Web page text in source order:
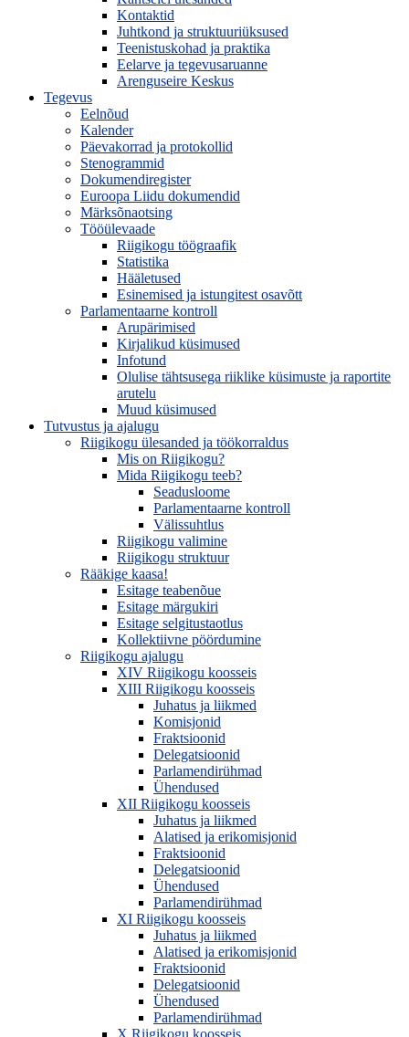
Kontaktid
Juhtkond ja struktuuriüksused
Teenistuskohad ja praktika
Eelarve ja tegevusaruanne
Arenguseire Keskus
Tegevus
Eelnõud
Kalender
Päevakorrad ja protokollid
Stenogrammid
Dokumendiregister
Euroopa Liidu dokumendid
Märksõnaotsing
Tööülevaade
Riigikogu töögraafik
Statistika
Hääletused
Esinemised ja istungitest osavõtt
Parlamentaarne kontroll
Arupärimised
Kirjalikud küsimused
Infotund
Olulise tähtsusega riiklike küsimuste ja raportite
arutelu
Muud küsimused
Tutvustus ja ajalugu
Riigikogu ülesanded ja töökorraldus
Mis on Riigikogu?
Mida Riigikogu teeb?
Seadusloome
Parlamentaarne kontroll
Välissuhtlus
Riigikogu valimine
Riigikogu struktuur
Rääkige kaasa!
Esitage teabenõue
Esitage märgukiri
Esitage selgitustaotlus
Kollektiivne pöördumine
Riigikogu ajalugu
XIV Riigikogu koosseis
XIII Riigikogu koosseis
Juhatus ja liikmed
Komisjonid
Fraktsioonid
Delegatsioonid
Parlamendirühmad
Ühendused
XII Riigikogu koosseis
Juhatus ja liikmed
Alatised ja erikomisjonid
Fraktsioonid
Delegatsioonid
Ühendused
Parlamendirühmad
XI Riigikogu koosseis
Juhatus ja liikmed
Alatised ja erikomisjonid
Fraktsioonid
Delegatsioonid
Ühendused
Parlamendirühmad
X Riigikogu koosseis